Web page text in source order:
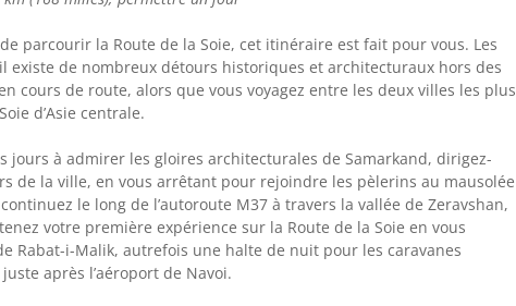
parcourir la Route de la Soie, cet itinéraire est fait pour vous. Les
existe de nombreux détours historiques et architecturaux hors des
cours de route, alors que vous voyagez entre les deux villes les plus
d’Asie centrale.
jours à admirer les gloires architecturales de Samarkand, dirigez-
de la ville, en vous arrêtant pour rejoindre les pèlerins au mausolée
le long de l’autoroute M37 à travers la vallée de Zeravshan,
votre première expérience sur la Route de la Soie en vous
Rabat-i-Malik, autrefois une halte de nuit pour les caravanes
après l’aéroport de Navoi.